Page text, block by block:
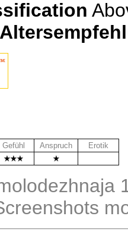
Gefühl Anspruch
Erotik